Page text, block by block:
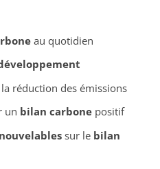
au quotidien
réduction des émissions
un bilan carbonepositif
sur le bilan